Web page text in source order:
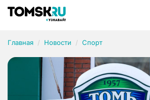
Главная Новости Спорт